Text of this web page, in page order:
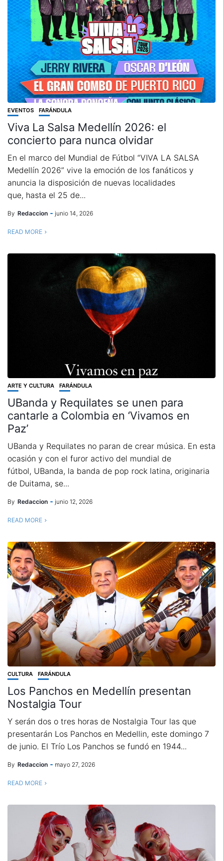
EVENTOS FARÁNDULA
Viva La Salsa Medellín 2026: el
concierto para nunca olvidar
En el marco del Mundial de Fútbol “VIVA LA SALSA
Medellín 2026” vive la emoción de los fanáticos y
anuncia la disposición de nuevas localidades
que, hasta el 25 de...
By Redaccion junio 14, 2026
READ MORE
ARTE Y CULTURA FARÁNDULA
UBanda y Requilates se unen para
cantarle a Colombia en ‘Vivamos en
Paz’
UBanda y Requilates no paran de crear música. En esta
ocasión y con el furor activo del mundial de
fútbol, UBanda, la banda de pop rock latina, originaria
de Duitama, se...
By Redaccion junio 12, 2026
READ MORE
CULTURA FARÁNDULA
Los Panchos en Medellín presentan
Nostalgia Tour
Y serán dos o tres horas de Nostalgia Tour las que
presentarán Los Panchos en Medellin, este domingo 7
de junio. El Trío Los Panchos se fundó en 1944...
By Redaccion mayo 27, 2026
READ MORE